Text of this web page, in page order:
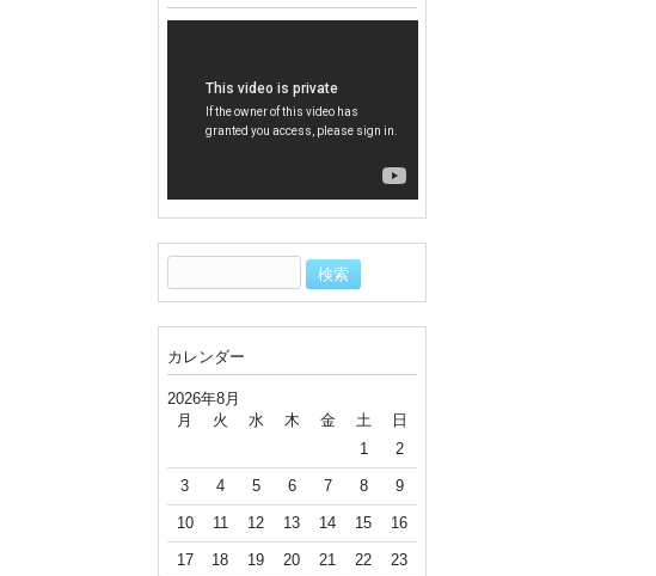
カレンダー
2026年8月
月 火 水 木 金 土 日
1 2
3 4 5 6 7 8 9
10 11 12 13 14 15 16
17 18 19 20 21 22 23